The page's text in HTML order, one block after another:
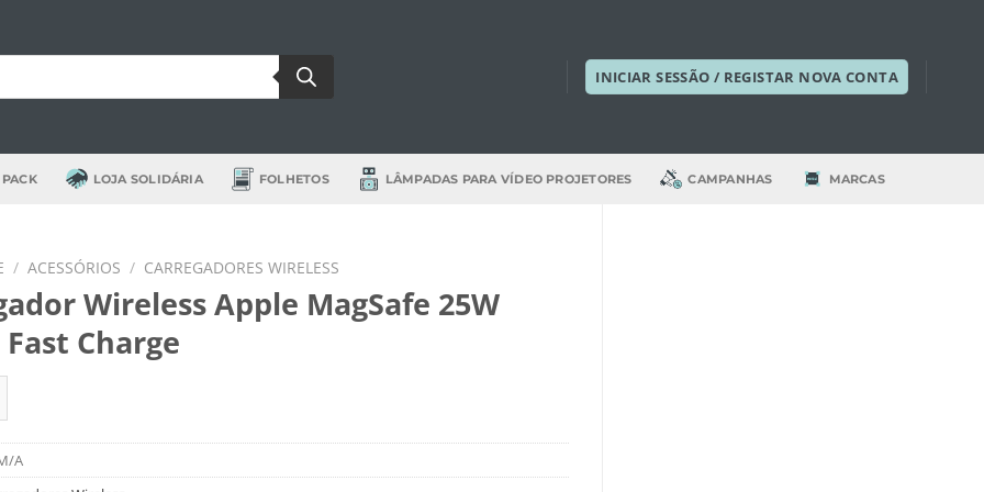
INICIAR SESSÃO / REGISTAR NOVA CONTA
LOJA SOLIDÁRIA FOLHETOS LÂMPADAS PARA VÍDEO PROJETORES CAMPANHAS MARCAS
/ ACESSÓRIOS / CARREGADORES WIRELESS
Wireless Apple MagSafe 25W
Fast Charge
de Carregador Wireless Apple MagSafe 25W (1m) - Fast Charge
A